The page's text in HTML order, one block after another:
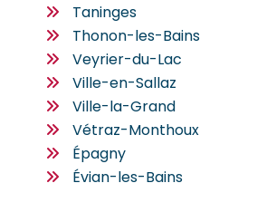
Taninges
Thonon-les-Bains
Veyrier-du-Lac
Ville-en-Sallaz
Ville-la-Grand
Vétraz-Monthoux
Épagny
Évian-les-Bains